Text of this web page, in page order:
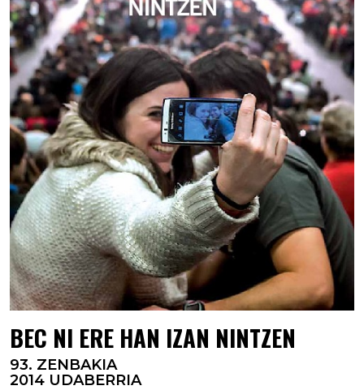
BEC NI ERE HAN IZAN NINTZEN
93. ZENBAKIA
2014 UDABERRIA